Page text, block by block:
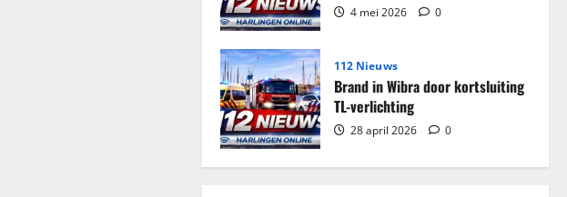
4 mei 2026 0
112 Nieuws
Brand in Wibra door kortsluiting
TL-verlichting
28 april 2026 0